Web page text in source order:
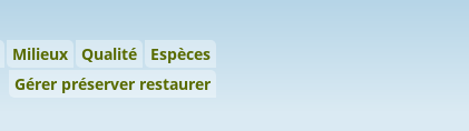
Milieux Qualité
Espèces
Gérer préserver restaurer